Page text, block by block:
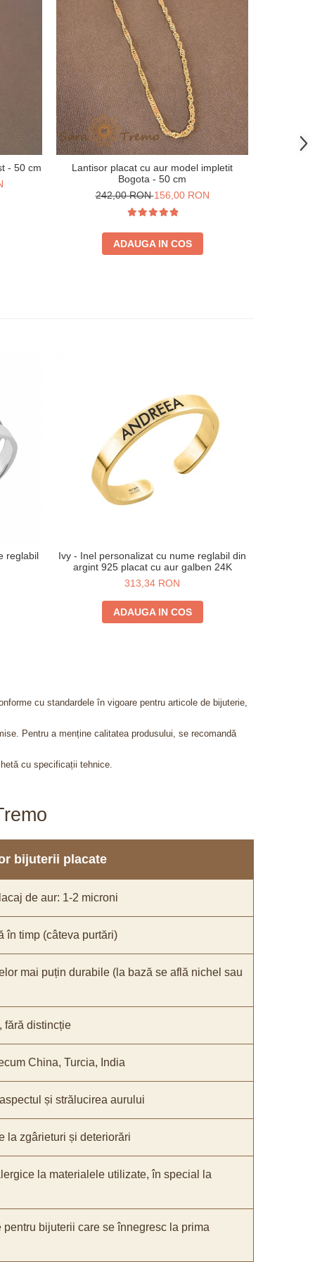
- 50 cm
Lantisor placat cu aur model impletit
Bogota - 50 cm
242,00 RON156,00 RON
ADAUGA IN COS
reglabil
Ivy - Inel personalizat cu nume reglabil din
argint 925 placat cu aur galben 24K
313,34 RON
ADAUGA IN COS
cu standardele în vigoare pentru articole de bijuterie,
Pentru a menține calitatea produsului, se recomandă
cu specificații tehnice.
bijuterii placate
de aur: 1-2 microni
în timp (câteva purtări)
mai puțin durabile (la bază se află nichel sau
fără distincție
China, Turcia, India
și strălucirea aurului
la zgârieturi și deteriorări
la materialele utilizate, în special la
bijuterii care se înnegresc la prima